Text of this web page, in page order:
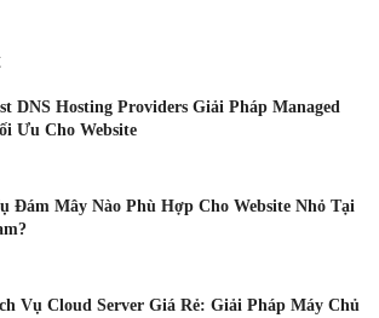
DNS Hosting Providers Giải Pháp Managed
Ưu Cho Website
Đám Mây Nào Phù Hợp Cho Website Nhỏ Tại
Vụ Cloud Server Giá Rẻ: Giải Pháp Máy Chủ